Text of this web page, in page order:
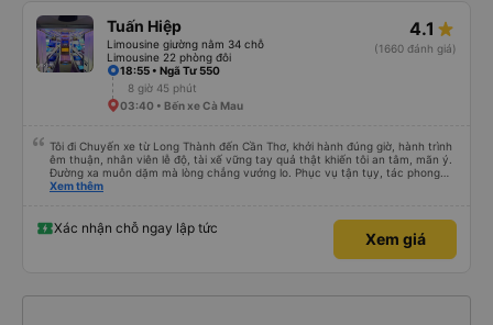
Tuấn Hiệp
Limousine giường nằm 34 chỗ
Limousine 22 phòng đôi
4.1
(1660 đánh giá)
18:55 • Ngã Tư 550
8 giờ 45 phút
03:40 • Bến xe Cà Mau
Tôi đi Chuyến xe từ Long Thành đến Cần Thơ, khởi hành đúng giờ, hành trình
êm thuận, nhân viên lễ độ, tài xế vững tay quả thật khiến tôi an tâm, mãn ý.
Đường xa muôn dặm mà lòng chẳng vướng lo. Phục vụ tận tụy, tác phong
nghiêm cẩn, hiếm thấy giữa thời buổi kim tiền vội vã. Xã hội loạn đạo. Xin gửi
Xem thêm
Xác nhận chỗ ngay lập tức
Xem giá